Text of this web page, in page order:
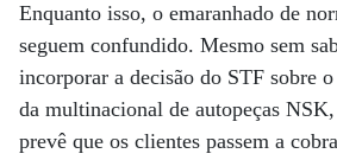
Enquanto isso, o emaranhado de
seguem confundido. Mesmo sem
incorporar a decisão do STF sobre
da multinacional de autopeças
prevê que os clientes passem a